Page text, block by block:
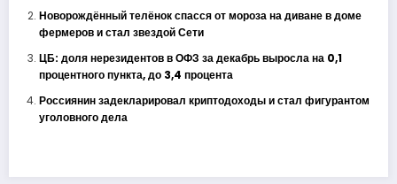
Новорождённый телёнок спасся от мороза на диване в доме
фермеров и стал звездой Сети
ЦБ: доля нерезидентов в ОФЗ за декабрь выросла на 0,1
процентного пункта, до 3,4 процента
Россиянин задекларировал криптодоходы и стал фигурантом
уголовного дела